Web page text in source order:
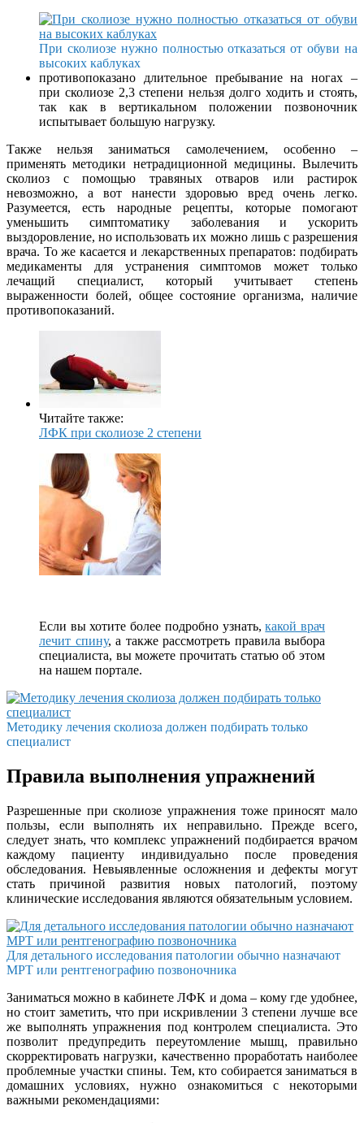
При сколиозе нужно полностью отказаться от обуви на
высоких каблуках
противопоказано длительное пребывание на ногах –
при сколиозе 2,3 степени нельзя долго ходить и стоять,
так как в вертикальном положении позвоночник
испытывает большую нагрузку.
Также нельзя заниматься самолечением, особенно –
применять методики нетрадиционной медицины. Вылечить
сколиоз с помощью травяных отваров или растирок
невозможно, а вот нанести здоровью вред очень легко.
Разумеется, есть народные рецепты, которые помогают
уменьшить симптоматику заболевания и ускорить
выздоровление, но использовать их можно лишь с разрешения
врача. То же касается и лекарственных препаратов: подбирать
медикаменты для устранения симптомов может только
лечащий специалист, который учитывает степень
выраженности болей, общее состояние организма, наличие
противопоказаний.
Читайте также:
ЛФК при сколиозе 2 степени
Если вы хотите более подробно узнать,какой врач
лечит спину, а также рассмотреть правила выбора
специалиста, вы можете прочитать статью об этом
на нашем портале.
Методику лечения сколиоза должен подбирать только
специалист
Правила выполнения упражнений
Разрешенные при сколиозе упражнения тоже приносят мало
пользы, если выполнять их неправильно. Прежде всего,
следует знать, что комплекс упражнений подбирается врачом
каждому пациенту индивидуально после проведения
обследования. Невыявленные осложнения и дефекты могут
стать причиной развития новых патологий, поэтому
клинические исследования являются обязательным условием.
Для детального исследования патологии обычно назначают
МРТ или рентгенографию позвоночника
Заниматься можно в кабинете ЛФК и дома – кому где удобнее,
но стоит заметить, что при искривлении 3 степени лучше все
же выполнять упражнения под контролем специалиста. Это
позволит предупредить переутомление мышц, правильно
скорректировать нагрузки, качественно проработать наиболее
проблемные участки спины. Тем, кто собирается заниматься в
домашних условиях, нужно ознакомиться с некоторыми
важными рекомендациями: